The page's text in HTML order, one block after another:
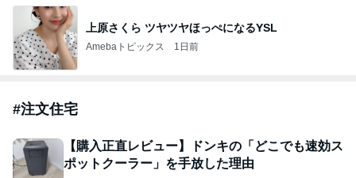
上原さくら ツヤツヤほっぺになるYSL
Amebaトピックス 1日前
#注文住宅
【購入正直レビュー】ドンキの「どこでも速効ス
ポットクーラー」を手放した理由